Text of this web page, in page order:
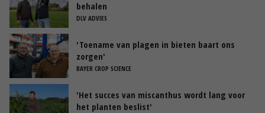
behalen
DLV ADVIES
'Toename van plagen in bieten baart ons
zorgen'
BAYER CROP SCIENCE
'Het succes van miscanthus wordt lang voor
het planten beslist'